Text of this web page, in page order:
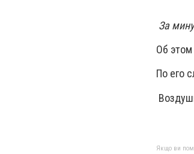
За
Об
По его
Якщо ви